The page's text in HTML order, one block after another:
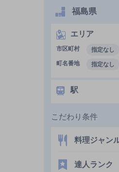
福島県
エリア
市区町村
指定なし
町名番地
指定なし
駅
こだわり条件
料理ジャン
達人ランク